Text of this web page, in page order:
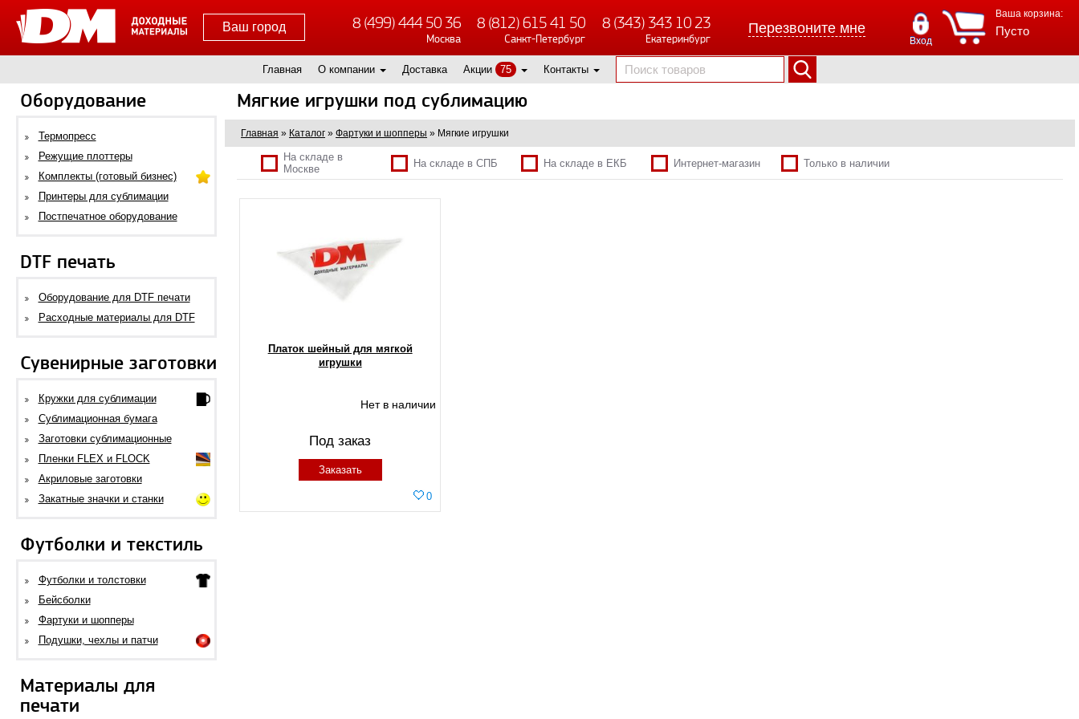
Ваш город 8 (499) 444 50 36
Москва
8 (812) 615 41 50
Санкт-Петербург
8 (343) 343 10 23
Екатеринбург
Перезвоните мне
Ваша корзина:
Пусто
Вход
Главная О компании Доставка Акции 75 Контакты
Оборудование
Термопресс
Режущие плоттеры
Комплекты (готовый бизнес)
Принтеры для сублимации
Постпечатное оборудование
DTF печать
Оборудование для DTF печати
Расходные материалы для DTF
Сувенирные заготовки
Кружки для сублимации
Сублимационная бумага
Заготовки сублимационные
Пленки FLEX и FLOCK
Акриловые заготовки
Закатные значки и станки
Футболки и текстиль
Футболки и толстовки
Бейсболки
Фартуки и шопперы
Подушки, чехлы и патчи
Материалы для
печати
Мягкие игрушки под сублимацию
Главная » Каталог » Фартуки и шопперы » Мягкие игрушки
На складе в
Москве
На складе в СПБ На складе в ЕКБ Интернет-магазин Только в наличии
Платок шейный для мягкой
игрушки
Нет в наличии
0
Под заказ
Заказать